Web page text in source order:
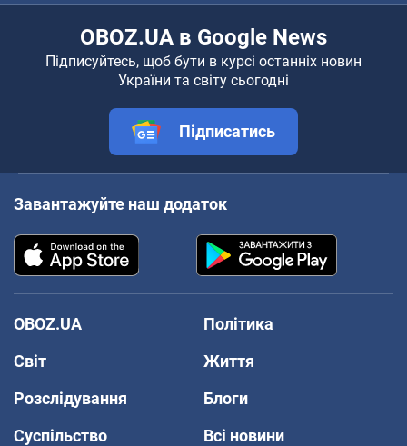
OBOZ.UA в Google News
Підписуйтесь, щоб бути в курсі останніх новин
України та світу сьогодні
Підписатись
Завантажуйте наш додаток
OBOZ.UA
Політика
Світ
Життя
Розслідування
Блоги
Суспільство
Всі новини